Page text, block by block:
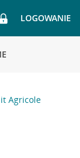
LOGOWANIE
Agricole